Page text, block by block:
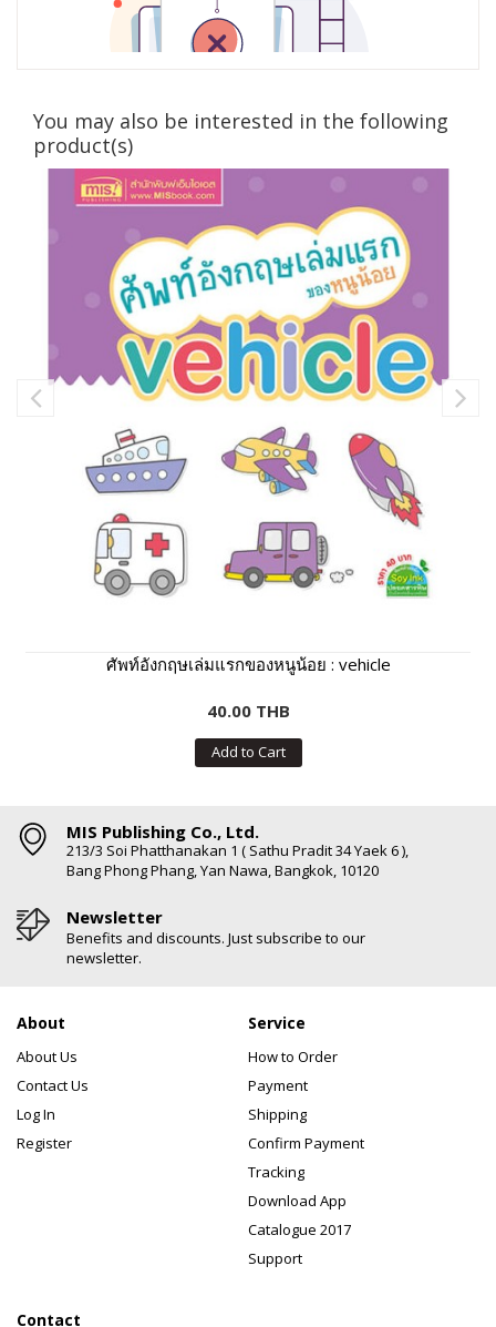
You may also be interested in the following
product(s)
ศัพท์อังกฤษเล่มแรกของหนูน้อย : vehicle
40.00 THB
Add to Cart
MIS Publishing Co., Ltd.
213/3 Soi Phatthanakan 1 ( Sathu Pradit 34 Yaek 6 ),
Bang Phong Phang, Yan Nawa, Bangkok, 10120
Newsletter
Benefits and discounts. Just subscribe to our
newsletter.
About
About Us
Contact Us
Log In
Register
Service
How to Order
Payment
Shipping
Confirm Payment
Tracking
Download App
Catalogue 2017
Support
Contact